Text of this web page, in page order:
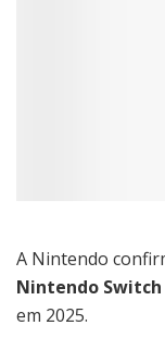
A Nintendo
Nintendo Switch
em 2025.